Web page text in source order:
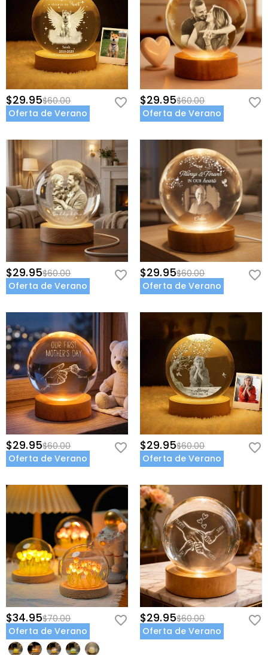
$29.95$60.00
Oferta de Verano
$29.95$60.00
Oferta de Verano
$29.95$60.00
Oferta de Verano
$29.95$60.00
Oferta de Verano
$29.95$60.00
Oferta de Verano
$29.95$60.00
Oferta de Verano
$34.95$70.00
Oferta de Verano
$29.95$60.00
Oferta de Verano